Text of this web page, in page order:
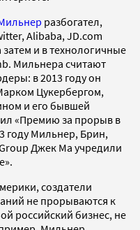
разбогател,
Alibaba, JD.com
и в технологичные
Мильнера считают
в 2013 году он
Цукербергом,
и его бывшей
«Премию за прорыв в
году Мильнер, Брин,
Джек Ма учредили
создатели
не прорываются к
российский бизнес, не